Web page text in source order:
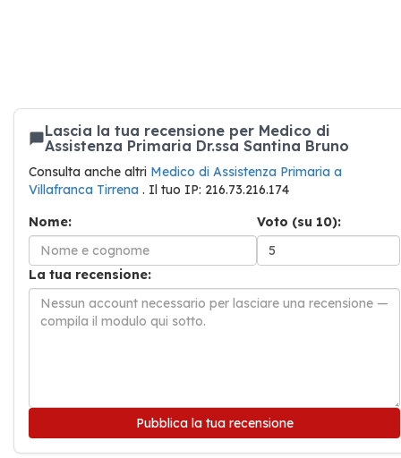
Lascia la tua recensione per Medico di
Assistenza Primaria Dr.ssa Santina Bruno
Consulta anche altri Medico di Assistenza Primaria a
Villafranca Tirrena . Il tuo IP: 216.73.216.174
Nome:
Voto (su 10):
La tua recensione:
Pubblica la tua recensione